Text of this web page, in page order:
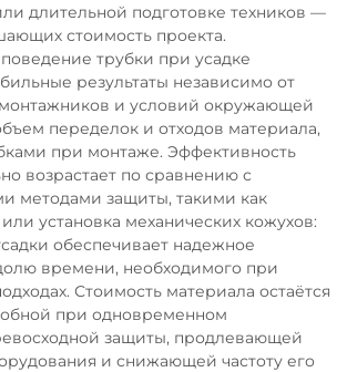
длительной подготовке техников —
стоимость проекта.
трубки при усадке
результаты независимо от
монтажников и условий окружающей
переделок и отходов материала,
при монтаже. Эффективность
возрастает по сравнению с
методами защиты, такими как
установка механических кожухов:
обеспечивает надежное
времени, необходимого при
Стоимость материала остаётся
при одновременном
защиты, продлевающей
и снижающей частоту его